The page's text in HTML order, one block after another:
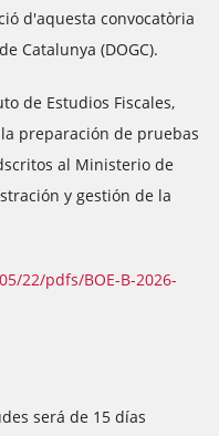
d'aquesta convocatòria
Catalunya (DOGC).
de Estudios Fiscales,
preparación de pruebas
al Ministerio de
y gestión de la
22/pdfs/BOE-B-2026-
será de 15 días